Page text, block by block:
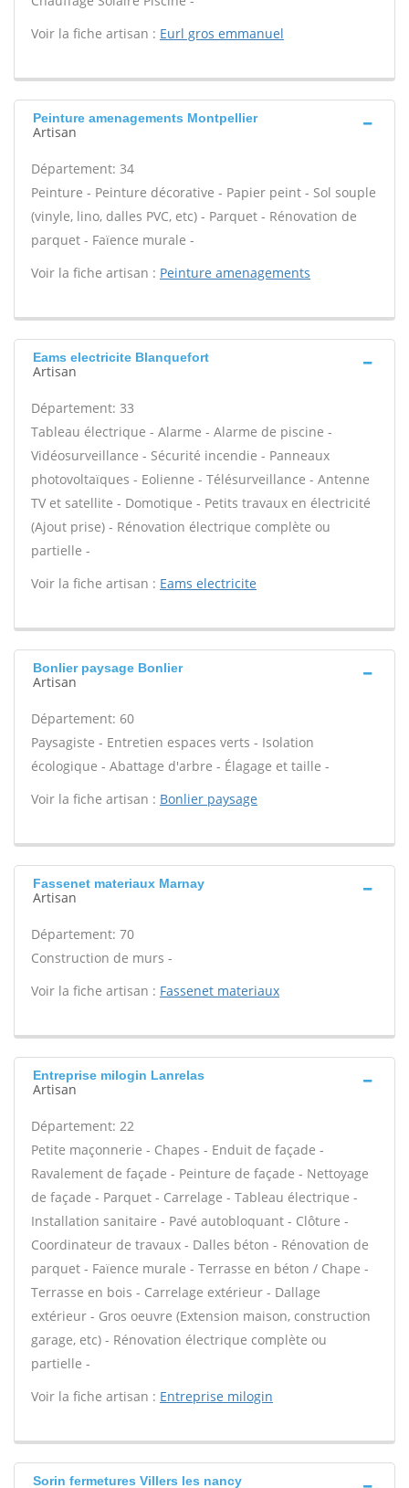
Voir la fiche artisan : Eurl gros emmanuel
Peinture amenagements Montpellier
Artisan
Département: 34
Peinture - Peinture décorative - Papier peint - Sol souple
(vinyle, lino, dalles PVC, etc) - Parquet - Rénovation de
parquet - Faïence murale -
Voir la fiche artisan : Peinture amenagements
Eams electricite Blanquefort
Artisan
Département: 33
Tableau électrique - Alarme - Alarme de piscine -
Vidéosurveillance - Sécurité incendie - Panneaux
photovoltaïques - Eolienne - Télésurveillance - Antenne
TV et satellite - Domotique - Petits travaux en électricité
(Ajout prise) - Rénovation électrique complète ou
partielle -
Voir la fiche artisan : Eams electricite
Bonlier paysage Bonlier
Artisan
Département: 60
Paysagiste - Entretien espaces verts - Isolation
écologique - Abattage d'arbre - Élagage et taille -
Voir la fiche artisan : Bonlier paysage
Fassenet materiaux Marnay
Artisan
Département: 70
Construction de murs -
Voir la fiche artisan : Fassenet materiaux
Entreprise milogin Lanrelas
Artisan
Département: 22
Petite maçonnerie - Chapes - Enduit de façade -
Ravalement de façade - Peinture de façade - Nettoyage
de façade - Parquet - Carrelage - Tableau électrique -
Installation sanitaire - Pavé autobloquant - Clôture -
Coordinateur de travaux - Dalles béton - Rénovation de
parquet - Faïence murale - Terrasse en béton / Chape -
Terrasse en bois - Carrelage extérieur - Dallage
extérieur - Gros oeuvre (Extension maison, construction
garage, etc) - Rénovation électrique complète ou
partielle -
Voir la fiche artisan : Entreprise milogin
Sorin fermetures Villers les nancy